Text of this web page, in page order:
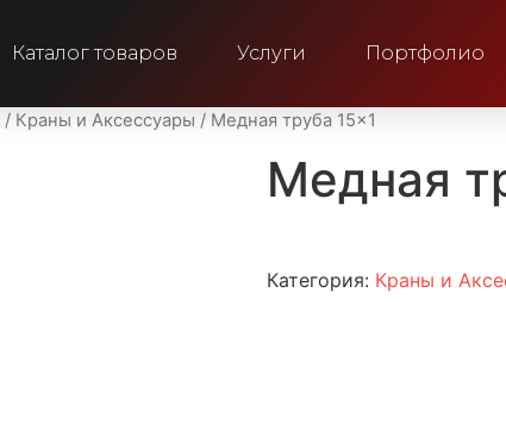
Каталог товаров Услуги Портфолио
/ Краны и Аксессуары / Медная труба 15×1
Медная
Категория: Краны и